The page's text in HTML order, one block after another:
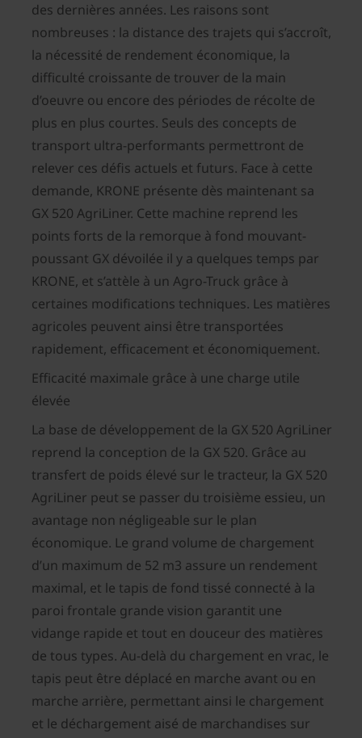
des dernières années. Les raisons sont
nombreuses : la distance des trajets qui s’accroît,
la nécessité de rendement économique, la
difficulté croissante de trouver de la main
d’oeuvre ou encore des périodes de récolte de
plus en plus courtes. Seuls des concepts de
transport ultra-performants permettront de
relever ces défis actuels et futurs. Face à cette
demande, KRONE présente dès maintenant sa
GX 520 AgriLiner. Cette machine reprend les
points forts de la remorque à fond mouvant-
poussant GX dévoilée il y a quelques temps par
KRONE, et s’attèle à un Agro-Truck grâce à
certaines modifications techniques. Les matières
agricoles peuvent ainsi être transportées
rapidement, efficacement et économiquement.
Efficacité maximale grâce à une charge utile
élevée
La base de développement de la GX 520 AgriLiner
reprend la conception de la GX 520. Grâce au
transfert de poids élevé sur le tracteur, la GX 520
AgriLiner peut se passer du troisième essieu, un
avantage non négligeable sur le plan
économique. Le grand volume de chargement
d’un maximum de 52 m3 assure un rendement
maximal, et le tapis de fond tissé connecté à la
paroi frontale grande vision garantit une
vidange rapide et tout en douceur des matières
de tous types. Au-delà du chargement en vrac, le
tapis peut être déplacé en marche avant ou en
marche arrière, permettant ainsi le chargement
et le déchargement aisé de marchandises sur